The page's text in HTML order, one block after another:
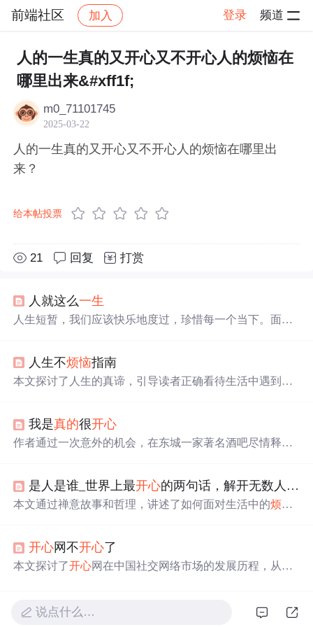
前端社区 加入 登录 频道
社区 前端社区 感慨 帖子详情
人的一生真的又开心又不开心人的烦恼在
哪里出来&#xff1f;
m0_71101745
2025-03-22
人的一生真的又开心又不开心人的烦恼在哪里出
来？
给本帖投票
21 回复 打赏
人就这么一生
人生短暂，我们应该快乐地度过，珍惜每一个当下。面对
人生不烦恼指南
本文探讨了人生的真谛，引导读者正确看待生活中遇到的
对不同烦恼的有效策略。
我是真的很开心
作者通过一次意外的机会，在东城一家著名酒吧尽情释放
是人是谁_世界上最开心的两句话，解开无数人心结！谁看谁
本文通过禅意故事和哲理，讲述了如何面对生活中的烦恼
开心网不开心了
本文探讨了开心网在中国社交网络市场的发展历程，从其
下滑的原因，指出游戏标签限制了其发展，并提出了借鉴
说点什么…